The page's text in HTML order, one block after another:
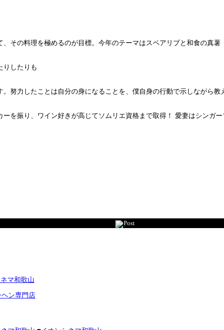
その料理を極めるのが目標。今年のテーマはスペアリブと和食の真薯
りしたりも
努力したことは自分の身になることを、僕自身の行動で示しながら教
を振り、ワイン好きが高じてソムリエ資格まで取得！ 愛妻はシンガ
Post
マ和歌山
ン専門店